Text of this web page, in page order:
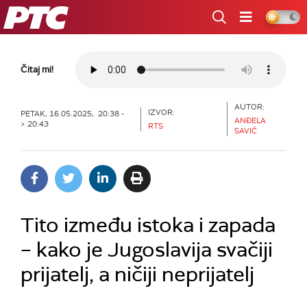
RTS
Čitaj mi!
PETAK, 16.05.2025, 20:38 -
> 20:43
IZVOR:
RTS
AUTOR:
ANĐELA
SAVIĆ
Tito između istoka i zapada
– kako je Jugoslavija svačiji
prijatelj, a ničiji neprijatelj